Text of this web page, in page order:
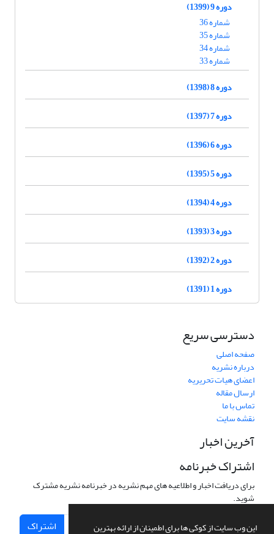
این وب سایت از کوکی ها برای اطمینان از ارائه بهترین
دوره 9 (1399)
شماره 36
شماره 35
شماره 34
شماره 33
دوره 8 (1398)
دوره 7 (1397)
دوره 6 (1396)
دوره 5 (1395)
دوره 4 (1394)
دوره 3 (1393)
دوره 2 (1392)
دوره 1 (1391)
دسترسی سریع
صفحه اصلی
درباره نشریه
اعضای هیات تحریریه
ارسال مقاله
تماس با ما
نقشه سایت
آخرین اخبار
اشتراک خبرنامه
برای دریافت اخبار و اطلاعیه های مهم نشریه در خبرنامه نشریه مشترک
شوید.
اشتراک